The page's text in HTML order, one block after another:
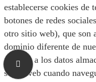
establecerse cookies de
botones de redes
otro sitio web), que son
dominio diferente de
acceder a los datos
sitios web cuando